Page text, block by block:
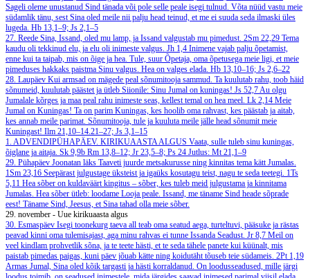
Sageli oleme unustanud Sind tänada või pole selle peale isegi tulnud. Võta nüüd vastu meie
südamlik tänu, sest Sina oled meile nii palju head teinud, et me ei suuda seda ilmaski üles
lugeda. Hb 13,1–9; Js 2,1–5
27. Reede Sina, Issand, oled mu lamp, ja Issand valgustab mu pimedust. 2Sm 22,29 Tema
kaudu oli tekkinud elu, ja elu oli inimeste valgus. Jh 1,4 Inimene vajab palju õpetamist,
enne kui ta taipab, mis on õige ja hea. Tule, suur Õpetaja, oma õpetusega meie ligi, et meie
pimeduses hakkaks paistma Sinu valgus. Hea on valges elada. Hb 13,10–16; Js 2,6–22
28. Laupäev Kui armsad on mägede peal sõnumitooja sammud. Ta kuulutab rahu, toob häid
sõnumeid, kuulutab päästet ja ütleb Siionile: Sinu Jumal on kuningas! Js 52,7Au olgu
Jumalale kõrges ja maa peal rahu inimeste seas, kellest temal on hea meel. Lk 2,14 Meie
Jumal on Kuningas! Ta on parim Kuningas, kes hoolib oma rahvast, kes päästab ja aitab,
kes annab meile parimat. Sõnumitooja, tule ja kuuluta meile jälle head sõnumit meie
Kuningast! Ilm 21,10–14.21–27; Js 3,1–15
1. ADVENDIPÜHAPÄEV. KIRIKUAASTA ALGUS Vaata, sulle tuleb sinu kuningas,
õiglane ja aitaja. Sk 9,9b Rm 13,8–12; Jr 23,5–8; Ps 24 Jutlus: Mt 21,1–9
29. Pühapäev Joonatan läks Taaveti juurde metsakurusse ning kinnitas tema kätt Jumalas.
1Sm 23,16 Seepärast julgustage üksteist ja igaüks kosutagu teist, nagu te seda teetegi. 1Ts
5,11 Hea sõber on kuldaväärt kingitus – sõber, kes tuleb meid julgustama ja kinnitama
Jumalas. Hea sõber ütleb: loodame Looja peale. Issand, me täname Sind heade sõprade
eest! Täname Sind, Jeesus, et Sina tahad olla meie sõber.
29. november - Uue kirikuaasta algus
30. Esmaspäev Isegi toonekurg taeva all teab oma seatud aega, turteltuvi, pääsuke ja rästas
peavad kinni oma tulemisajast, aga minu rahvas ei tunne Issanda Seadust. Jr 8,7 Meil on
veel kindlam prohvetlik sõna, ja te teete hästi, et te seda tähele panete kui küünalt, mis
paistab pimedas paigas, kuni päev jõuab kätte ning koidutäht tõuseb teie südameis. 2Pt 1,19
Armas Jumal, Sina oled kõik targasti ja hästi korraldanud. On loodusseadused, mille järgi